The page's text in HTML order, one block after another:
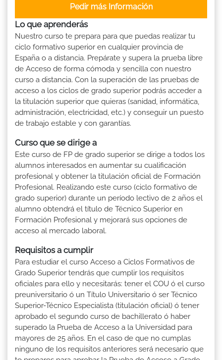
Pedir más Información
Lo que aprenderás
Nuestro curso te prepara para que puedas realizar tu
ciclo formativo superior en cualquier provincia de
España o a distancia. Prepárate y supera la prueba libre
de Acceso de forma cómoda y sencilla con nuestro
curso a distancia. Con la superación de las pruebas de
acceso a los ciclos de grado superior podrás acceder a
la titulación superior que quieras (sanidad, informática,
administración, electricidad, etc.) y conseguir un puesto
de trabajo estable y con garantías.
Curso que se dirige a
Este curso de FP de grado superior se dirige a todos los
alumnos interesados en aumentar su cualificación
profesional y obtener la titulación oficial de Formación
Profesional. Realizando este curso (ciclo formativo de
grado superior) durante un período lectivo de 2 años el
alumno obtendrá el título de Técnico Superior en
Formación Profesional y mejorará sus opciones de
acceso al mercado laboral.
Requisitos a cumplir
Para estudiar el curso Acceso a Ciclos Formativos de
Grado Superior tendrás que cumplir los requisitos
oficiales para ello y necesitarás: tener el COU ó el curso
preuniversitario ó un Título Universitario ó ser Técnico
Superior-Técnico Especialista (titulación oficial) ó tener
aprobado el segundo curso de bachillerato ó haber
superado la Prueba de Acceso a la Universidad para
mayores de 25 años. En el caso de que no cumplas
ninguno de los requisitos anteriores será necesario que